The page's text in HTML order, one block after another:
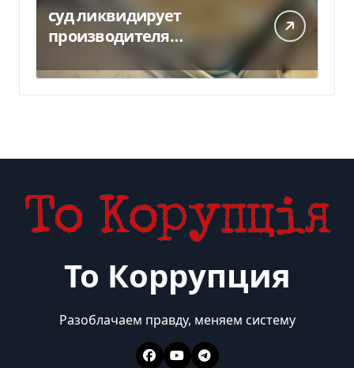
суд ликвидирует
производителя
То Коррупция
Разоблачаем правду, меняем систему